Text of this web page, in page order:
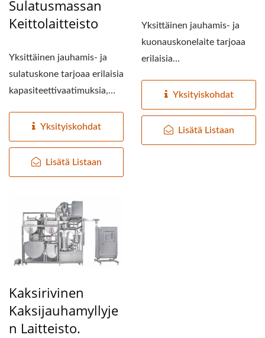
Sulatusmassan
Keittolaitteisto
Yksittäinen jauhamis- ja
sulatuskone tarjoaa erilaisia
kapasiteettivaatimuksia,
Yksityiskohdat
Lisätä Listaan
Yksittäinen jauhamis- ja
kuonauskonelaite tarjoaa
erilaisia
kapasiteetti...Yksityiskohdat
Lisätä Listaan
Kaksirivinen
Kaksijauhamyllyje
N Laitteisto.